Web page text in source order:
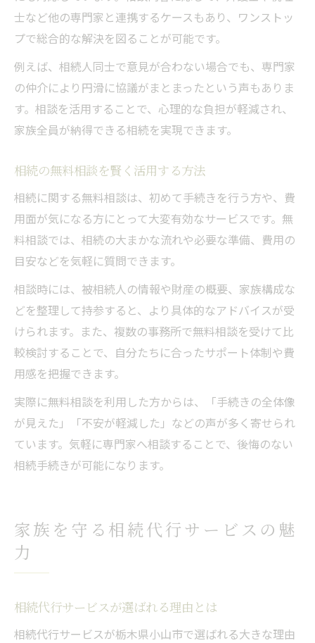
士など他の専門家と連携するケースもあり、ワンストッ
プで総合的な解決を図ることが可能です。
例えば、相続人同士で意見が合わない場合でも、専門家
の仲介により円滑に協議がまとまったという声もありま
す。相談を活用することで、心理的な負担が軽減され、
家族全員が納得できる相続を実現できます。
相続の無料相談を賢く活用する方法
相続に関する無料相談は、初めて手続きを行う方や、費
用面が気になる方にとって大変有効なサービスです。無
料相談では、相続の大まかな流れや必要な準備、費用の
目安などを気軽に質問できます。
相談時には、被相続人の情報や財産の概要、家族構成な
どを整理して持参すると、より具体的なアドバイスが受
けられます。また、複数の事務所で無料相談を受けて比
較検討することで、自分たちに合ったサポート体制や費
用感を把握できます。
実際に無料相談を利用した方からは、「手続きの全体像
が見えた」「不安が軽減した」などの声が多く寄せられ
ています。気軽に専門家へ相談することで、後悔のない
相続手続きが可能になります。
家族を守る相続代行サービスの魅
力
相続代行サービスが選ばれる理由とは
相続代行サービスが栃木県小山市で選ばれる大きな理由